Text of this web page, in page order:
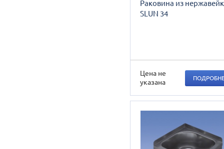
Раковина из
SLUN 34
Цена не
указана